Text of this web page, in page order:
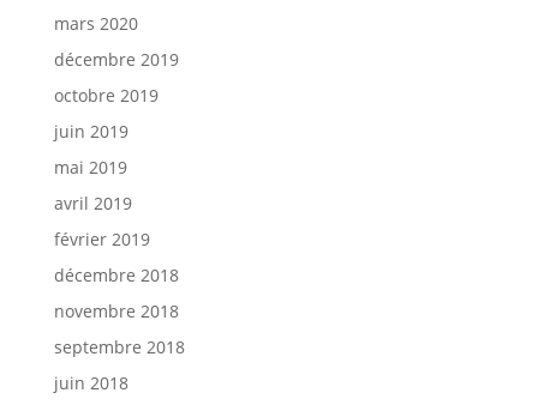
mars 2020
décembre 2019
octobre 2019
juin 2019
mai 2019
avril 2019
février 2019
décembre 2018
novembre 2018
septembre 2018
juin 2018